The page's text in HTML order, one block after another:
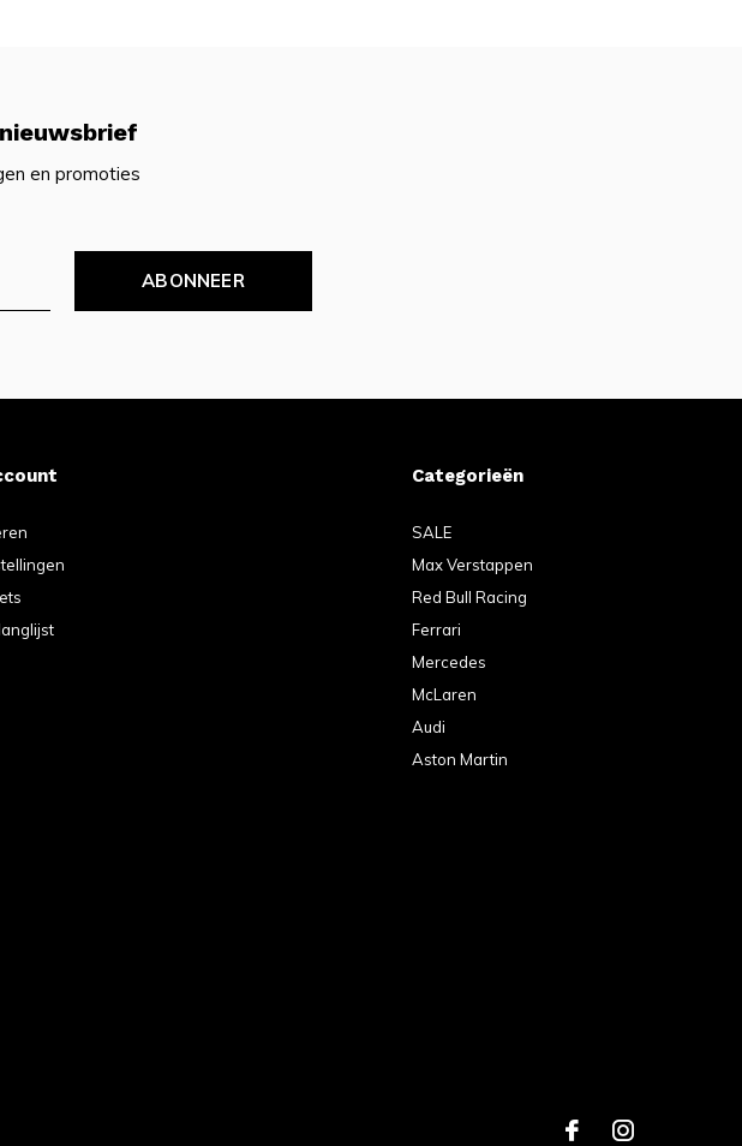
en promoties
ABONNEER
Categorieën
SALE
Max Verstappen
Red Bull Racing
Ferrari
Mercedes
McLaren
Audi
Aston Martin